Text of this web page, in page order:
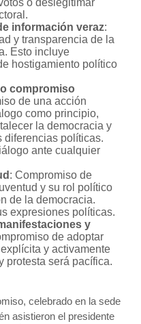
o deslegitimar
información veraz:
y transparencia de la
Esto incluye
hostigamiento político
compromiso
de una acción
como principio,
la democracia y
diferencias políticas.
ante cualquier
: Compromiso de
y su rol político
de la democracia.
expresiones políticas.
y
de adoptar
y activamente
protesta será pacífica.
celebrado en la sede
asistieron el presidente